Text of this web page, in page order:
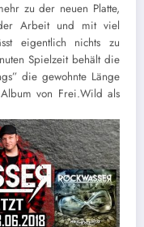
zu der neuen Platte,
Arbeit und mit viel
eigentlich nichts zu
Spielzeit behält die
die gewohnte Länge
von Frei.Wild als